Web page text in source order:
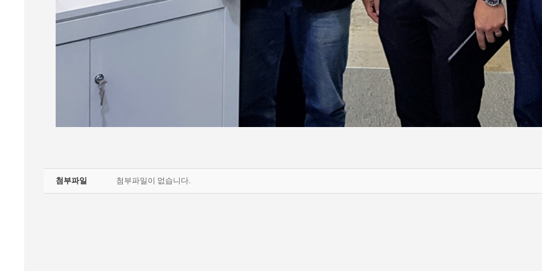
첨부파일 첨부파일이 없습니다.